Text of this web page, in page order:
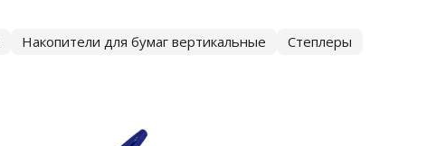
Накопители для бумаг вертикальные
Степлеры